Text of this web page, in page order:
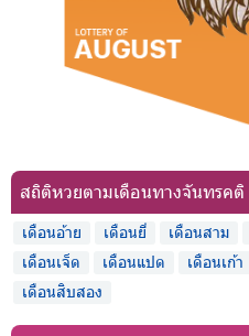
สถิติหวยตามเดือนทางจันทรคติ
เดือนอ้าย เดือนยี่ เดือนสาม
เดือนเจ็ด
เดือนแปด เดือนเก้า
เดือนสิบสอง